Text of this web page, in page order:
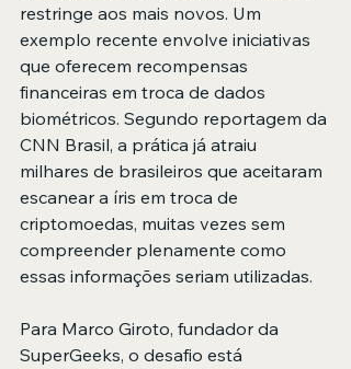
restringe aos mais novos. Um
exemplo recente envolve iniciativas
que oferecem recompensas
financeiras em troca de dados
biométricos. Segundo reportagem da
CNN Brasil, a prática já atraiu
milhares de brasileiros que aceitaram
escanear a íris em troca de
criptomoedas, muitas vezes sem
compreender plenamente como
essas informações seriam utilizadas.
Para Marco Giroto, fundador da
SuperGeeks, o desafio está